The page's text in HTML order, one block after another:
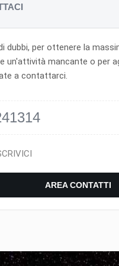
dubbi, per ottenere la
un'attività mancante o per
a contattarci.
AREA CONTATTI